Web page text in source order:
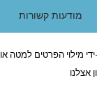
מודעות קשורות
מילוי הפרטים למטה או
אצלנו